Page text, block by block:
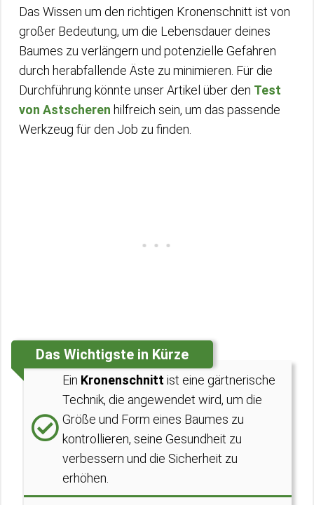
Das Wissen um den richtigen Kronenschnitt ist von
großer Bedeutung, um die Lebensdauer deines
Baumes zu verlängern und potenzielle Gefahren
durch herabfallende Äste zu minimieren. Für die
Durchführung könnte unser Artikel über den Test
von Astscheren hilfreich sein, um das passende
Werkzeug für den Job zu finden.
Das Wichtigste in Kürze
Ein Kronenschnitt ist eine gärtnerische
Technik, die angewendet wird, um die
Größe und Form eines Baumes zu
kontrollieren, seine Gesundheit zu
verbessern und die Sicherheit zu
erhöhen.